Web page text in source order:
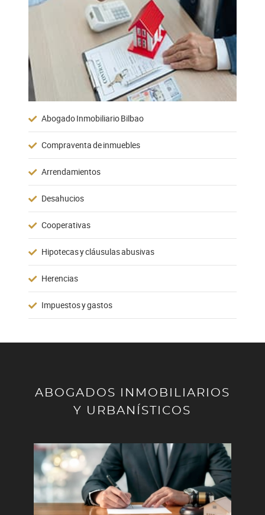
Abogado Inmobiliario Bilbao
Compraventa de inmuebles
Arrendamientos
Desahucios
Cooperativas
Hipotecas y cláusulas abusivas
Herencias
Impuestos y gastos
ABOGADOS INMOBILIARIOS
Y URBANÍSTICOS